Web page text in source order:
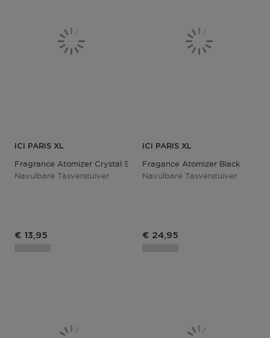
ICI PARIS XL
Fragrance Atomizer Crystal Silver
Navulbare Tasverstuiver
Productprijs
€ 13,95
ICI PARIS XL
Fragance Atomizer Black
Navulbare Tasverstuiver
Productprijs
€ 24,95